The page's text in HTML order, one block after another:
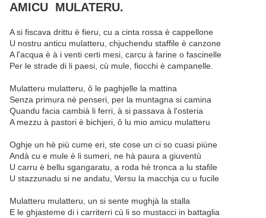
AMICU MULATERU.
A si fiscava drittu è fieru, cu a cinta rossa è cappellone
U nostru anticu mulatteru, chjuchendu staffile è canzone
A l'acqua è à i venti certi mesi, carcu à farine o fascinelle
Per le strade di li paesi, cù mule, fiocchi è campanelle.
Mulatteru mulatteru, ô le paghjelle la mattina
Senza primura nè penseri, per la muntagna si camina
Quandu facia cambià li ferri, à si passava à l'osteria
A mezzu à pastori è bichjeri, ô lu mio amicu mulatteru
Oghje un hè più cume eri, ste cose un ci so cuasi piùne
Andà cu e mule è li sumeri, ne hà paura a giuventù
U carru è bellu sgangaratu, a roda hè tronca a lu stafile
U stazzunadu si ne andatu, Versu la macchja cu u fucile
Mulatteru mulatteru, un si sente mughjà la stalla
E le ghjasteme di i carriterri cù li so mustacci in battaglia